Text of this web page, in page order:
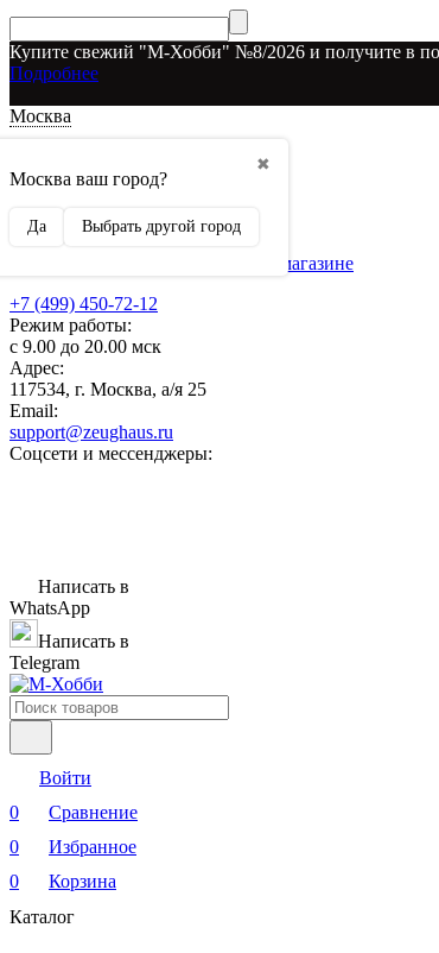
Купите свежий "М-Хобби" №8/2026 и получите в
Подробнее
Москва
✖
Москва ваш город?
Да Выбрать другой город
О наших скидках
Рекламодателям
Бренды, представленные в магазине
+7 (499) 450-72-12
Режим работы:
с 9.00 до 20.00 мск
Адрес:
117534, г. Москва, а/я 25
Email:
support@zeughaus.ru
Соцсети и мессенджеры:
Написать в
WhatsApp
Написать в
Telegram
Войти
0
Сравнение
0
Избранное
0
Корзина
Каталог